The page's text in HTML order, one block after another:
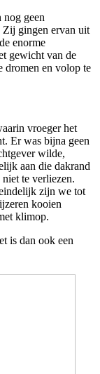
nog geen
Zij gingen ervan uit
enorme
gewicht van de
dromen en volop te
vroeger het
Er was bijna geen
wilde,
aan die dakrand
te verliezen.
zijn we tot
kooien
klimop.
is dan ook een